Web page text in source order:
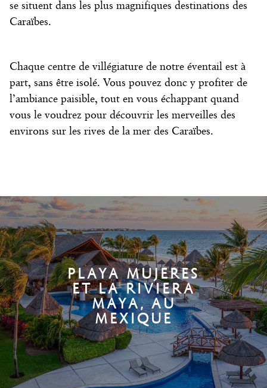
se situent dans les plus magnifiques destinations des
Caraïbes.
Chaque centre de villégiature de notre éventail est à
part, sans être isolé. Vous pouvez donc y profiter de
l’ambiance paisible, tout en vous échappant quand
vous le voudrez pour découvrir les merveilles des
environs sur les rives de la mer des Caraïbes.
PLAYA MUJERES
ET LA RIVIERA
MAYA, AU
MEXIQUE